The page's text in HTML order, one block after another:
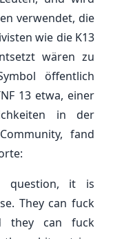
verwendet, die
wie die K13
wären zu
öffentlich
13 etwa, einer
in der
fand
question, it is
They can fuck
they can fuck